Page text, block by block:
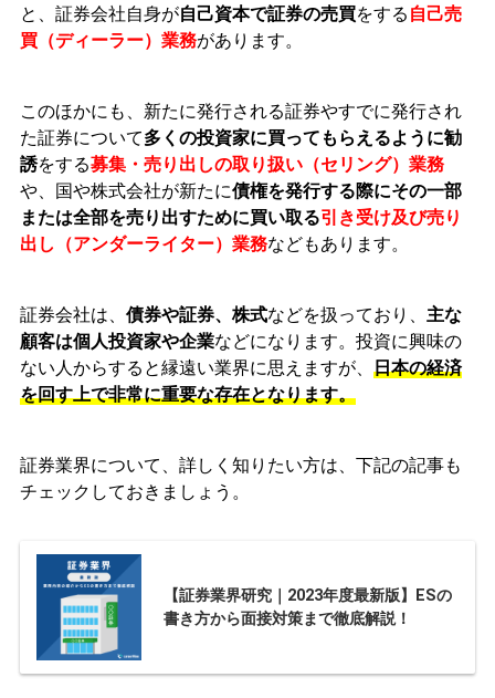
と、証券会社自身が自己資本で証券の売買をする 自己売
買（ディーラー）業務があります。
このほかにも、新たに発行される証券やすでに発行され
た証券について多くの投資家に買ってもらえるように勧
誘をする募集・売り出しの取り扱い（セリング）業務
や、国や株式会社が新たに債権を発行する際にその一部
または全部を売り出すために買い取る引き受け及び売り
出し（アンダーライター）業務などもあります。
証券会社は、 債券や証券、株式などを扱っており、 主な
顧客は個人投資家や企業などになります。投資に興味の
ない人からすると縁遠い業界に思えますが、 日本の経済
を回す上で非常に重要な存在となります。
証券業界について、詳しく知りたい方は、下記の記事も
チェックしておきましょう。
【証券業界研究｜2023年度最新版】ESの
書き方から面接対策まで徹底解説！